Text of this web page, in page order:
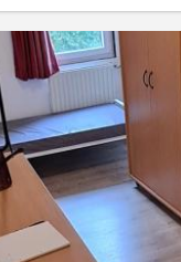
à louer, dans
quartier de l'Hocaille En
douches, 2 WCs
des auditoires
de la piscine,